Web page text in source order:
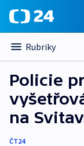
Rubriky
Policie
na
ČT24